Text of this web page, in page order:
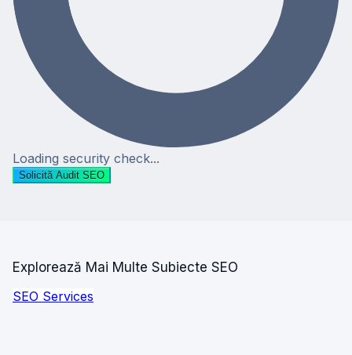
Loading security check...
Solicită Audit SEO
Explorează Mai Multe Subiecte SEO
SEO Services